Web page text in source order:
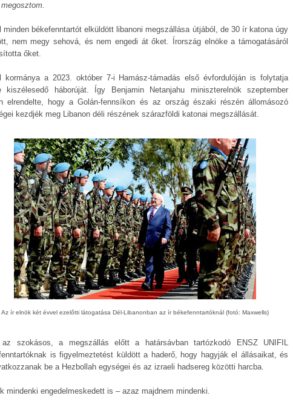
minden békefenntartót elküldött libanoni megszállása útjából, de 30 ír katona úgy
nem megy sehová, és nem engedi át őket. Írország elnöke a támogatásáról
őket.
kormánya a 2023. október 7-i Hamász-támadás első évfordulóján is folytatja
kiszélesedő háborúját. Így Benjamin Netanjahu miniszterelnök szeptember
elrendelte, hogy a Golán-fennsíkon és az ország északi részén állomásozó
kezdjék meg Libanon déli részének szárazföldi katonai megszállását.
Az ír elnök két évvel ezelőtti látogatása Dél-Libanonban az ír békefenntartóknál (fotó: Maxwells)
az szokásos, a megszállás előtt a határsávban tartózkodó ENSZ UNIFIL
is figyelmeztetést küldött a haderő, hogy hagyják el állásaikat, és
be a Hezbollah egységei és az izraeli hadsereg közötti harcba.
mindenki engedelmeskedett is – azaz majdnem mindenki.